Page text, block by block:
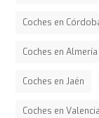
Coches en
Coches en Almería
Coches en Jaén
Coches en Valencia